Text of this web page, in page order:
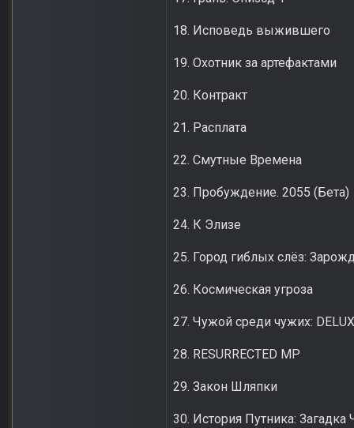
18. Исповедь выжившего
19. Охотник за артефактами
20. Контракт
21. Расплата
22. Смутные Времена
23. Пробуждение. 2055 (Бета)
24. К Элизе
25. Город гиблых слёз:
26. Космическая угроза
27. Чужой среди чужих:
28. RESURRECTED MP
29. Закон Шляпки
30. История Путника: Загадка